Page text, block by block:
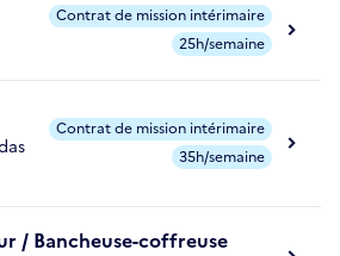
Contrat de mission intérimaire
25h/semaine
Contrat de mission intérimaire
35h/semaine
/ Bancheuse-coffreuse